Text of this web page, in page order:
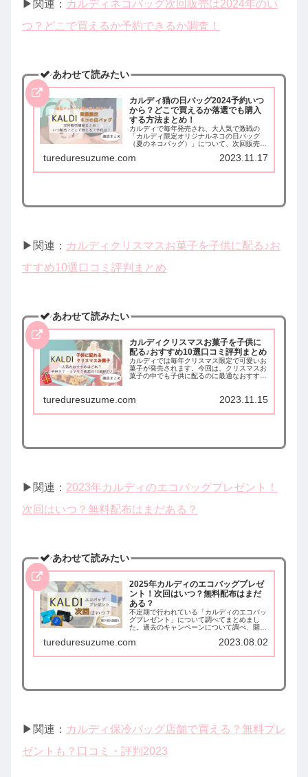
▶︎関連： カルディネコバッグ次回販売は2024年のい
つ？どこで買えるか予約できるか調査！
あわせて読みたい
カルディ猫の日バッグ2024予約いつ
から？どこで買えるか落選でも購入
する方法まとめ！
カルディで毎年発売され、大人気で激戦の
「カルディ限定オリジナルネコの日バッグ
（夏のネコバッグ）」について、次回販売予
こで買えるのか、落選でも購入できるのかに
tureduresuzume.com 2023.11.17
▶︎関連： カルディクリスマスお菓子を子供に配る♪お
すすめ10選口コミ評判まとめ
あわせて読みたい
カルディクリスマスお菓子を子供に
配る♪おすすめ10選口コミ評判まとめ
カルディでは毎年クリスマス限定で可愛いお
菓子が発売されます。今回は、クリスマスお
菓子の中でも子供に配るのに最適なおすすめ
てみてください♪
tureduresuzume.com 2023.11.15
▶︎関連： 2023年カルディのエコバッグプレゼント！
次回はいつ？無料配布はまだある？
あわせて読みたい
2025年カルディのエコバッグプレゼ
ント！次回はいつ？無料配布はまだ
ある？
不定期で行われている「カルディのエコバッ
グプレゼント」について調べてまとめまし
た。過去のキャンペーンについて調べ、開催
た。また、大人気のエコバッグの仕様につい
tureduresuzume.com 2023.08.02
▶︎関連： カルディ保冷バッグ店舗で買える？無料プレ
ゼントも？口コミ・評判2023